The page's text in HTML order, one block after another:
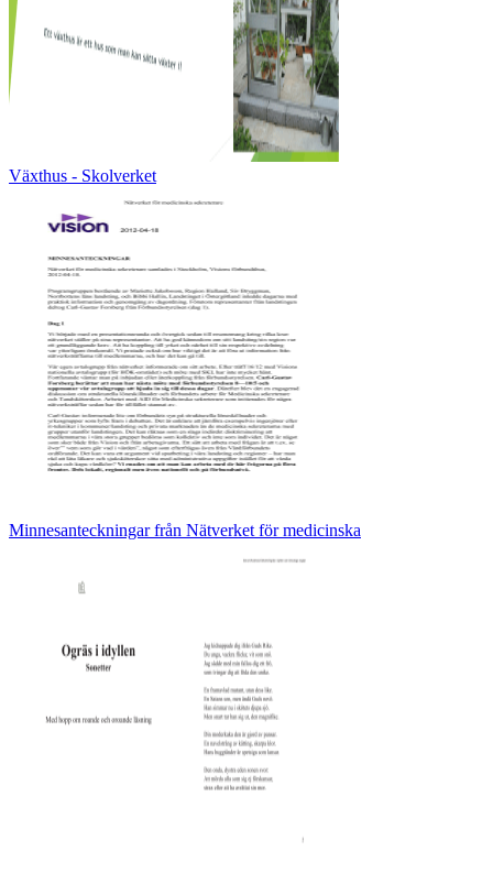
Växthus - Skolverket
Minnesanteckningar från Nätverket för medicinska